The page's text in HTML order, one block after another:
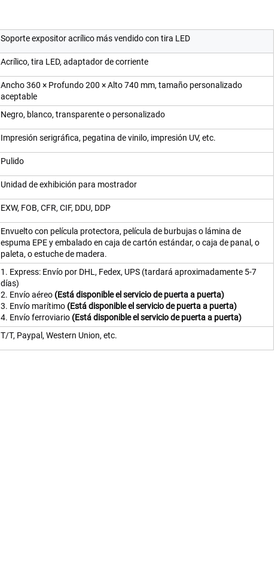
Soporte expositor acrílico más vendido con tira LED
Acrílico, tira LED, adaptador de corriente
Ancho 360 × Profundo 200 × Alto 740 mm, tamaño personalizado
aceptable
Negro, blanco, transparente o personalizado
Impresión serigráfica, pegatina de vinilo, impresión UV, etc.
Pulido
Unidad de exhibición para mostrador
EXW, FOB, CFR, CIF, DDU, DDP
Envuelto con película protectora, película de burbujas o lámina de
espuma EPE y embalado en caja de cartón estándar, o caja de panal, o
paleta, o estuche de madera.
1. Express: Envío por DHL, Fedex, UPS (tardará aproximadamente 5-7
días)
2. Envío aéreo (Está disponible el servicio de puerta a puerta)
3. Envío marítimo (Está disponible el servicio de puerta a puerta)
4. Envío ferroviario (Está disponible el servicio de puerta a puerta)
T/T, Paypal, Western Union, etc.